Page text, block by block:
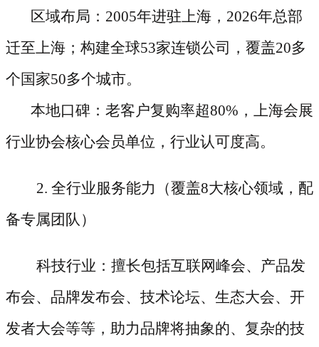
区域布局：2005年进驻上海，2026年总部
迁至上海；构建全球53家连锁公司，覆盖20多
个国家50多个城市。
本地口碑：老客户复购率超80%，上海会展
行业协会核心会员单位，行业认可度高。
2. 全行业服务能力（覆盖8大核心领域，配
备专属团队）
科技行业：擅长包括互联网峰会、产品发
布会、品牌发布会、技术论坛、生态大会、开
发者大会等等，助力品牌将抽象的、复杂的技